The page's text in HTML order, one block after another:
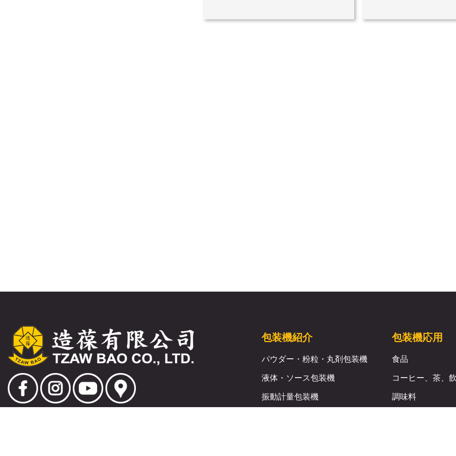
包装機紹介
パウダー・粉粒・丸剤包装機
液体・ソース包装機
振動計量包装機
包装機応用
食品
コーヒー、茶、
調味料